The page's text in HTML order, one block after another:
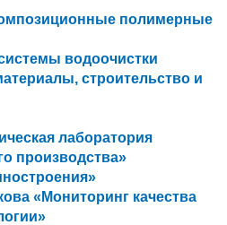
полимерные
водоочистки
строительство и
лаборатория
производства»
«Мониторинг качества